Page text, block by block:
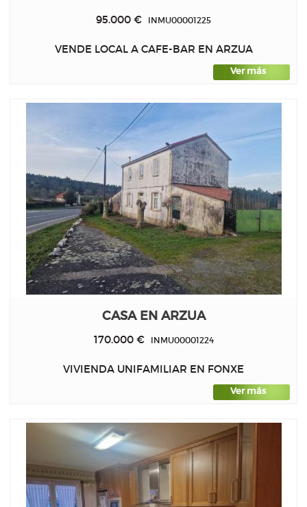
95.000 € INMU00001225
VENDE LOCAL A CAFE-BAR EN ARZUA
Ver más
CASA EN ARZUA
170.000 €INMU00001224
VIVIENDA UNIFAMILIAR EN FONXE
Ver más